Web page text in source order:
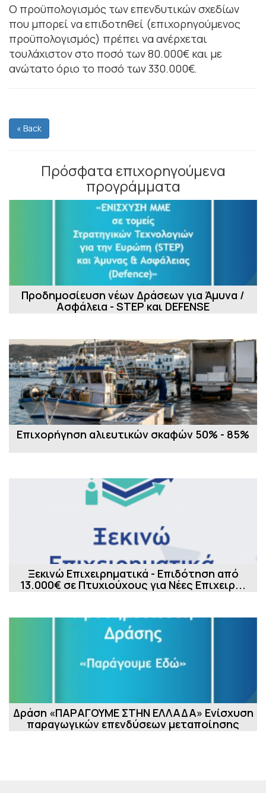
Ο προϋπολογισμός των επενδυτικών σχεδίων
που μπορεί να επιδοτηθεί (επιχορηγούμενος
προϋπολογισμός) πρέπει να ανέρχεται
τουλάχιστον στο ποσό των 80.000€ και με
ανώτατο όριο το ποσό των 330.000€.
« Back
Πρόσφατα επιχορηγούμενα
προγράμματα
Προδημοσίευση νέων Δράσεων για Άμυνα /
Ασφάλεια - STEP και DEFENSE
Επιχορήγηση αλιευτικών σκαφών 50% - 85%
Ξεκινώ Επιχειρηματικά - Επιδότηση από
13.000€ σε Πτυχιούχους για Νέες Επιχειρ...
Δράση «ΠΑΡΑΓΟΥΜΕ ΣΤΗΝ ΕΛΛΑΔΑ» Ενίσχυση
παραγωγικών επενδύσεων μεταποίησης